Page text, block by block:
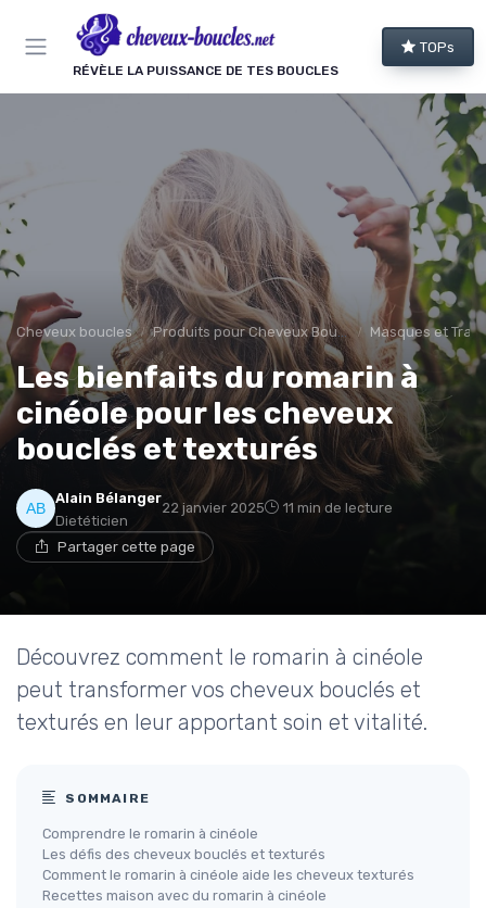
RÉVÈLE LA PUISSANCE DE TES BOUCLES
TOPs
Cheveux boucles Produits pour Cheveux Bouclés et Texturés Masques et
Les bienfaits du romarin à
cinéole pour les cheveux
bouclés et texturés
Alain Bélanger
Dietéticien
22 janvier 2025 11 min de lecture
Partager cette page
Découvrez comment le romarin à cinéole
peut transformer vos cheveux bouclés et
texturés en leur apportant soin et vitalité.
SOMMAIRE
Comprendre le romarin à cinéole
Les défis des cheveux bouclés et texturés
Comment le romarin à cinéole aide les cheveux texturés
Recettes maison avec du romarin à cinéole
Panneau de gestion des cookies